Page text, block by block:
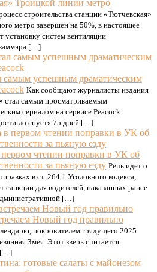
Троицкой линии метро
строительства станции «Тютчевская»
метро завершен на 50%, в настоящее
установку систем вентиляции
заммэра […]
самым успешным драматическим
Как сообщают журналисты издания
стал самым просматриваемым
сериалом на сервисе Peacock.
спустя 75 дней […]
первом чтении поправки в УК об
за пьяную езду Речь идет о
в ст. 264.1 Уголовного кодекса,
санкции для водителей, наказанных ранее
[…]
Новый год правильно
покровителем грядущего 2025
Змея. Этот зверь считается
[…]